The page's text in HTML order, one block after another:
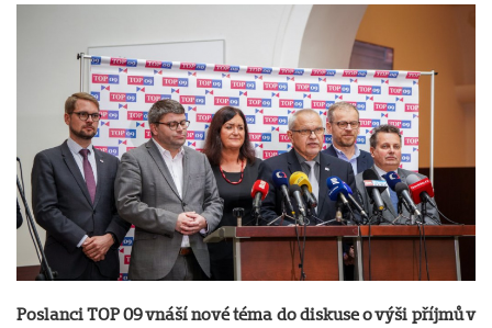
Poslanci TOP 09 vnáší nové téma do diskuse o výši příjmů v